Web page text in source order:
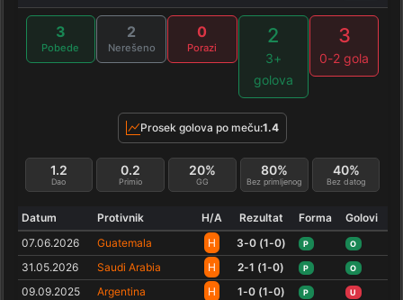
3
Pobede
2
Nerešeno
0
Porazi
2
3+
golova
3
0-2 gola
Prosek golova po meču:1.4
Dao
1.2
Primio
0.2
GG
20%
Bez primljenog
80%
Bez datog
40%
Datum Protivnik H/A Rezultat Forma
Golovi
07.06.2026
Guatemala H 3-0 (1-0) P O
31.05.2026 Saudi Arabia H 2-1 (1-0) P O
09.09.2025 Argentina H 1-0 (1-0) P U